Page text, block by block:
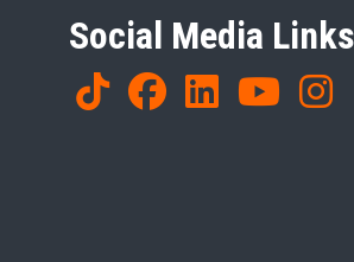
Social Media Links